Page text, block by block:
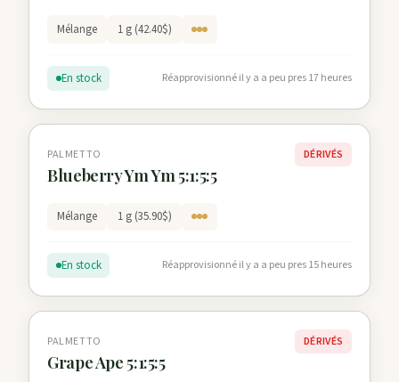
Mélange 1 g (42.40$)
En stock Réapprovisionné il y a a peu pres 17 heures
PALMETTO
Blueberry Ym Ym 5:1:5:5
DÉRIVÉS
Mélange 1 g (35.90$)
En stock Réapprovisionné il y a a peu pres 15 heures
PALMETTO
Grape Ape 5:1:5:5
DÉRIVÉS